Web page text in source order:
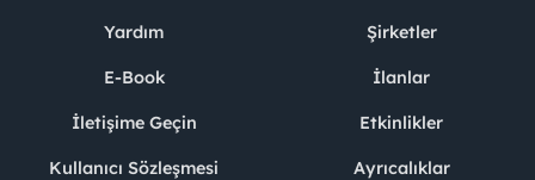
Yardım
E-Book
İletişime Geçin
Kullanıcı Sözleşmesi
Şirketler
İlanlar
Etkinlikler
Ayrıcalıklar